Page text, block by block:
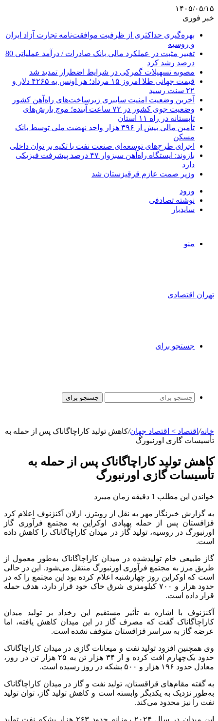
۱۴۰۵/۰۵/۱۵
خبر فوری
بهره‌گیری حداکثری از ظرفیت موافقت‌نامه تجارت آزاد ایران
و روسیه
تغییر مثبت در عملکرد مالی بانک صادرات / درآمد عملیاتی 80
درصد رشد کرد
مصوبه تسهیلات گمرکی در شرایط اضطرار تمدید شد
قیمت جهانی طلا امروز ۱۵ مرداد؛ هر اونس به ۴۲۶۵ دلار و
۲۲ سنت رسید
آخرین وضعیت امنیت سایبری زیرساخت‌های راه‌آهن کشور
وضعیت جوی کشور در ۷۲ ساعت آینده؛ موج بارش‌های
تابستانه در راه ۱۱ استان
تأمین مالی بیش از ۳۹۶ هزار واحد نهضت ملی توسط بانک
مسکن
اجرای طرح‌های توسعه‌ای صنعت نفت با تکیه بر توان داخلی
بازوند: ایستگاه راه‌آهن سبزوار ۴۷ درصد پیشرفت فیزیکی
دارد
وزیر صمت عازم قرقیزستان شد
ورود
نوشته تصادفی
سایدبار
منو
تهران اقتصادی
جستجو برای
جستجو برای
خانه/ اقتصاد > اقتصاد جهان/کاهش تولید کاراچاگاناک پس از حمله به
تأسیسات گازی اورنبورگ
کاهش تولید کاراچاگاناک پس از حمله به
تأسیسات گازی اورنبورگ
خواندن این مطلب 1 دقیقه زمان میبرد
به گزارش خبرنگار مهر به نقل از رویترز، ارلان آکنژنوف اعلام کرد
قزاقستان پس از حمله پهپادی اوکراین به مجتمع فرآوری گاز
اورنبورگ در روسیه، تولید گاز در میدان کاراچاگاناک را کاهش داده
است.
گاز طبیعی خام تولیدشده در میدان کاراچاگاناک به‌طور معمول از
طریق مرز به مجتمع فرآوری اورنبورگ منتقل می‌شود. این در حالی
است که اوکراین روز چهارشنبه اعلام کرده بود این مجتمع را که در
حدود هزار و ۷۰۰ کیلومتری شرق خاک خود قرار دارد، هدف حمله
قرار داده است.
آکنژنوف با اشاره به تأثیر مستقیم این رخداد بر تولید میدان
کاراچاگاناک گفت که مصرف گاز در این میدان کاهش یافته، اما
عرضه گاز به سراسر قزاقستان متوقف نشده است.
وی همچنین افزود تولید نفت و میعانات گازی در میدان کاراچاگاناک
حدود یک‌چهارم افت کرده و از ۳۴ هزار تن به ۲۵ هزار تن در روز،
معادل حدود ۱۹۶ هزار و ۵۰۰ بشکه در روز رسیده است.
به گفته مقام‌های قزاقستان، تولید نفت و گاز در میدان کاراچاگاناک
به‌طور نزدیک به یکدیگر وابسته است و کاهش تولید گاز، توان تولید
نفت را نیز محدود می‌کند.
این میدان در سال ۲۰۲۴ روزانه حدود ۲۶۳ هزار بشکه نفت تولید